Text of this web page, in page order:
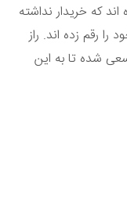
که خریدار نداشته
رقم زده اند. راز
شده تا به این